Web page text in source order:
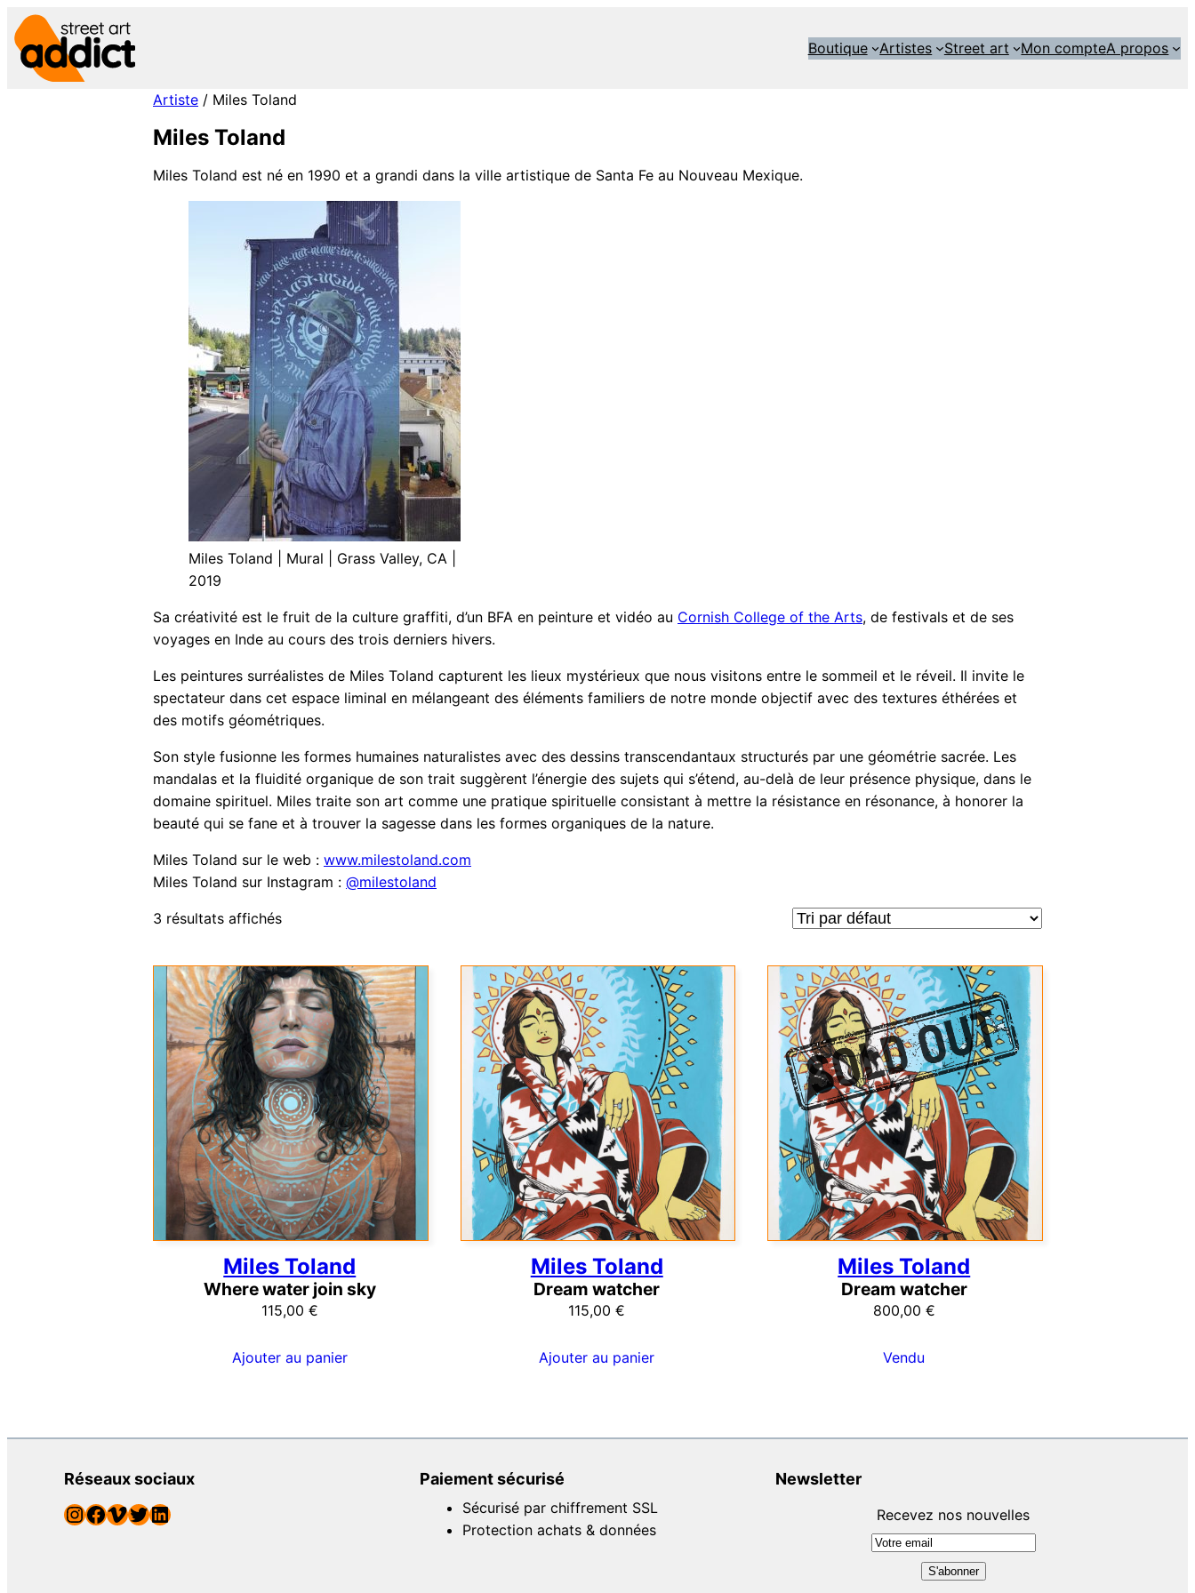
Aller
au
contenu
Boutique Artistes Street art Mon compteA propos
Artiste / Miles Toland
Miles Toland
Miles Toland est né en 1990 et a grandi dans la ville artistique de Santa Fe au Nouveau Mexique.
Miles Toland | Mural | Grass Valley, CA |
2019
Sa créativité est le fruit de la culture graffiti, d’un BFA en peinture et vidéo au Cornish College of the Arts, de festivals et de ses
voyages en Inde au cours des trois derniers hivers.
Les peintures surréalistes de Miles Toland capturent les lieux mystérieux que nous visitons entre le sommeil et le réveil. Il invite le
spectateur dans cet espace liminal en mélangeant des éléments familiers de notre monde objectif avec des textures éthérées et
des motifs géométriques.
Son style fusionne les formes humaines naturalistes avec des dessins transcendantaux structurés par une géométrie sacrée. Les
mandalas et la fluidité organique de son trait suggèrent l’énergie des sujets qui s’étend, au-delà de leur présence physique, dans le
domaine spirituel. Miles traite son art comme une pratique spirituelle consistant à mettre la résistance en résonance, à honorer la
beauté qui se fane et à trouver la sagesse dans les formes organiques de la nature.
Miles Toland sur le web : www.milestoland.com
Miles Toland sur Instagram : @milestoland
3 résultats affichés
Miles Toland
Where water join sky
115,00 €
Ajouter au panier
Miles Toland
Dream watcher
115,00€
Ajouter au panier
Miles Toland
Dream watcher
800,00 €
Vendu
Réseaux sociaux
InstagramFacebook Vimeo Twitter LinkedIn
Paiement sécurisé
Sécurisé par chiffrement SSL
Protection achats & données
Newsletter
Recevez nos nouvelles